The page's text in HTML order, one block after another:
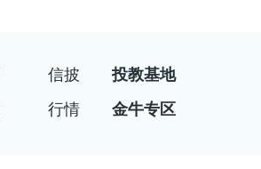
信披
投教基地
行情 金牛专区